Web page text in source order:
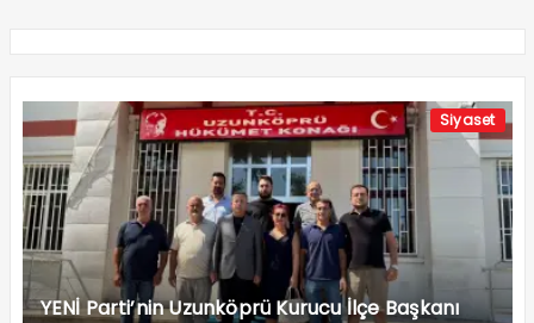
Siyaset
YENİ Parti’nin Uzunköprü Kurucu İlçe Başkanı